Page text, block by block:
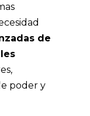
de
poder y